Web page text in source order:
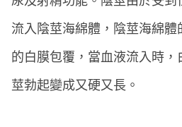
流入陰莖海綿體，陰莖海綿
的白膜包覆，當血液流入時
莖勃起變成又硬又長。